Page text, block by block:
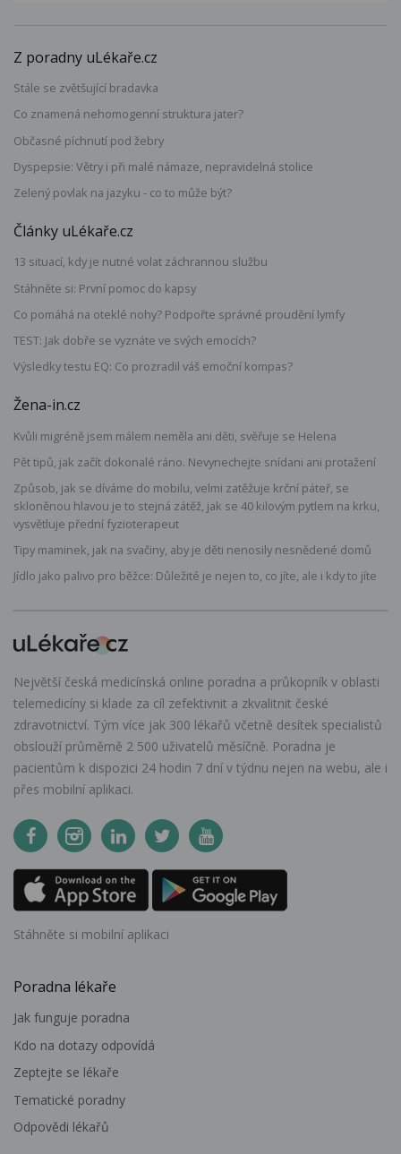
Z poradny uLékaře.cz
Stále se zvětšující bradavka
Co znamená nehomogenní struktura jater?
Občasné píchnutí pod žebry
Dyspepsie: Větry i při malé námaze, nepravidelná stolice
Zelený povlak na jazyku - co to může být?
Články uLékaře.cz
13 situací, kdy je nutné volat záchrannou službu
Stáhněte si: První pomoc do kapsy
Co pomáhá na oteklé nohy? Podpořte správné proudění lymfy
TEST: Jak dobře se vyznáte ve svých emocích?
Výsledky testu EQ: Co prozradil váš emoční kompas?
Žena-in.cz
Kvůli migréně jsem málem neměla ani děti, svěřuje se Helena
Pět tipů, jak začít dokonalé ráno. Nevynechejte snídani ani protažení
Způsob, jak se díváme do mobilu, velmi zatěžuje krční páteř, se
skloněnou hlavou je to stejná zátěž, jak se 40 kilovým pytlem na krku,
vysvětluje přední fyzioterapeut
Tipy maminek, jak na svačiny, aby je děti nenosily nesnědené domů
Jídlo jako palivo pro běžce: Důležité je nejen to, co jíte, ale i kdy to jíte
Největší česká medicínská online poradna a průkopník v oblasti
telemedicíny si klade za cíl zefektivnit a zkvalitnit české
zdravotnictví. Tým více jak 300 lékařů včetně desítek specialistů
obslouží průměrně 2 500 uživatelů měsíčně. Poradna je
pacientům k dispozici 24 hodin 7 dní v týdnu nejen na webu, ale i
přes mobilní aplikaci.
Stáhněte si mobilní aplikaci
Poradna lékaře
Jak funguje poradna
Kdo na dotazy odpovídá
Zeptejte se lékaře
Tematické poradny
Odpovědi lékařů